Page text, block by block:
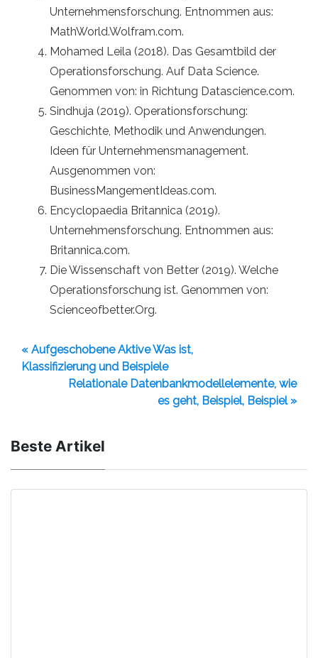
Unternehmensforschung. Entnommen aus:
MathWorld.Wolfram.com.
Mohamed Leila (2018). Das Gesamtbild der
Operationsforschung. Auf Data Science.
Genommen von: in Richtung Datascience.com.
Sindhuja (2019). Operationsforschung:
Geschichte, Methodik und Anwendungen.
Ideen für Unternehmensmanagement.
Ausgenommen von:
BusinessMangementIdeas.com.
Encyclopaedia Britannica (2019).
Unternehmensforschung. Entnommen aus:
Britannica.com.
Die Wissenschaft von Better (2019). Welche
Operationsforschung ist. Genommen von:
Scienceofbetter.Org.
« Aufgeschobene Aktive Was ist,
Klassifizierung und Beispiele
Relationale Datenbankmodellelemente, wie
es geht, Beispiel, Beispiel »
Beste Artikel